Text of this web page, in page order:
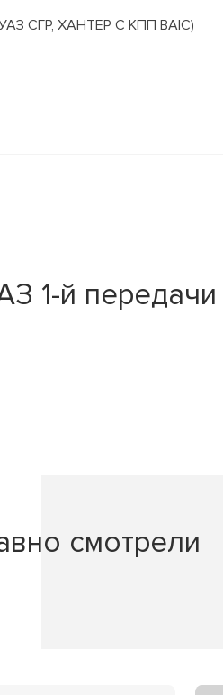
СГР, ХАНТЕР С КПП BAIC)
й передачи
смотрели